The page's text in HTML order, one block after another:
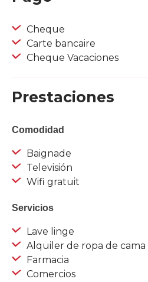
Cheque
Carte bancaire
Cheque Vacaciones
Prestaciones
Comodidad
Baignade
Televisión
Wifi gratuit
Servicios
Lave linge
Alquiler de ropa de cama
Farmacia
Comercios